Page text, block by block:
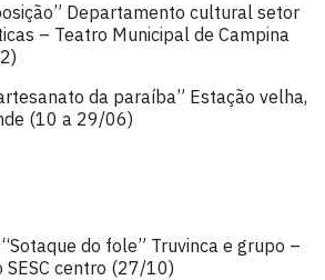
Departamento cultural setor
– Teatro Municipal de Campina
da paraíba” Estação velha,
(10 a 29/06)
do fole” Truvinca e grupo –
SESC centro (27/10)